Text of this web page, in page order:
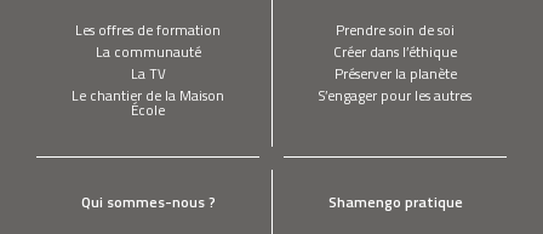
PIERFRANCESCO MARAN
Je récupère au bas de votre immeuble,
vos déchets alimentaires pour les
Nos écoliers puisent de l’eau potable en
Les offres de formation
La communauté
La TV
Le chantier de la Maison
École
Prendre soin de soi
Créer dans l’éthique
Préserver la planète
S’engager pour les autres
Qui sommes-nous ? Shamengo pratique